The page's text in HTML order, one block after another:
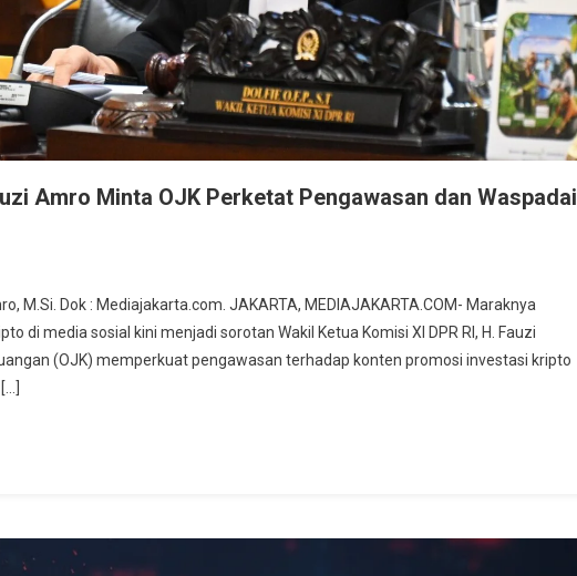
Amro Minta OJK Perketat Pengawasan dan Waspadai
M.Si. Dok : Mediajakarta.com. JAKARTA, MEDIAJAKARTA.COM- Maraknya
di media sosial kini menjadi sorotan Wakil Ketua Komisi XI DPR RI, H. Fauzi
(OJK) memperkuat pengawasan terhadap konten promosi investasi kripto